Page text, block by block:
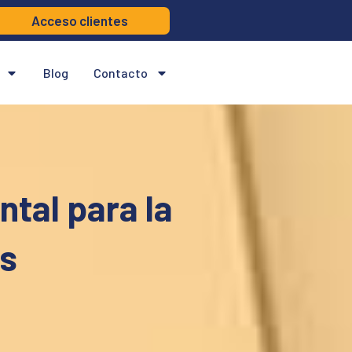
Acceso clientes
Blog Contacto
para la